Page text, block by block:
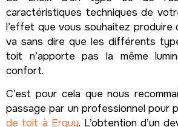
caractéristiques techniques de
l’effet que vous souhaitez produire
va sans dire que les différents
toit n’apporte pas la même
confort.
C’est pour cela que nous
passage par un professionnel pour
de toit à Erquy. L’obtention d’un